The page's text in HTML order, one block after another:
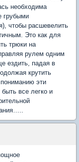
необходима
грубыми
чтобы расшевелить
Это как для
трюки на
рулем одним
ездить, падая в
крутить
эти
все легко и